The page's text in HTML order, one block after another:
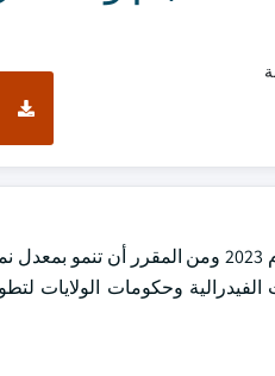
الفيدرالية وحكومات